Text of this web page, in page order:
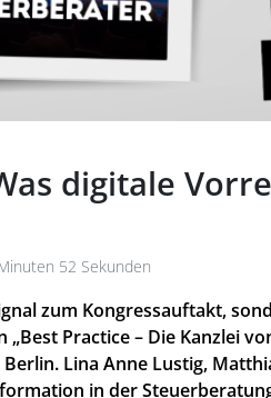
digitale
52 Sekunden
zum Kongressauftakt,
Practice – Die Kanzlei
Lina Anne Lustig,
in der